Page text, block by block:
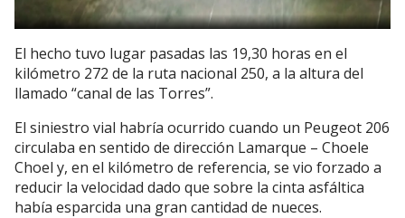
El hecho tuvo lugar pasadas las 19,30 horas en el
kilómetro 272 de la ruta nacional 250, a la altura del
llamado “canal de las Torres”.
El siniestro vial habría ocurrido cuando un Peugeot 206
circulaba en sentido de dirección Lamarque – Choele
Choel y, en el kilómetro de referencia, se vio forzado a
reducir la velocidad dado que sobre la cinta asfáltica
había esparcida una gran cantidad de nueces.